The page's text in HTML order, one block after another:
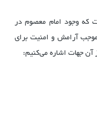
که وجود امام معصوم در
آرامش و امنیت برای
جهات اشاره می‌کنیم: